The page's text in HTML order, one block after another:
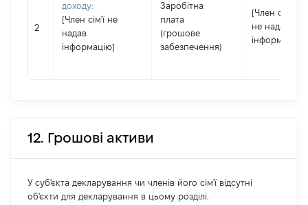
2
доходу:
[Член сім'ї не
надав
інформацію]
Заробітна
плата
(грошове
забезпечення)
[Член сім'ї
не надав
інформацію]
12. Грошові активи
У суб'єкта декларування чи членів його сім'ї відсутні
об'єкти для декларування в цьому розділі.